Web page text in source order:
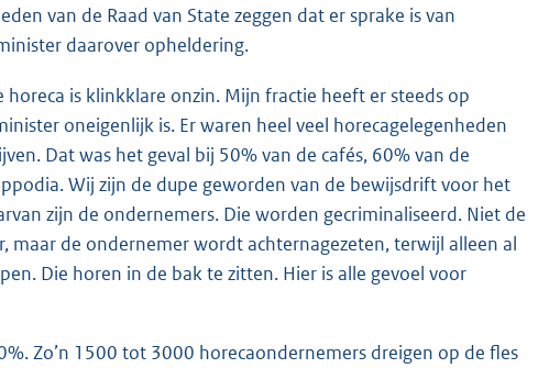
van de Raad van State zeggen dat er sprake is van
daarover opheldering.
is klinkklare onzin. Mijn fractie heeft er steeds op
oneigenlijk is. Er waren heel veel horecagelegenheden
Dat was het geval bij 50% van de cafés, 60% van de
Wij zijn de dupe geworden van de bewijsdrift voor het
zijn de ondernemers. Die worden gecriminaliseerd. Niet de
de ondernemer wordt achternagezeten, terwijl alleen al
Die horen in de bak te zitten. Hier is alle gevoel voor
Zo’n 1500 tot 3000 horecaondernemers dreigen op de fles